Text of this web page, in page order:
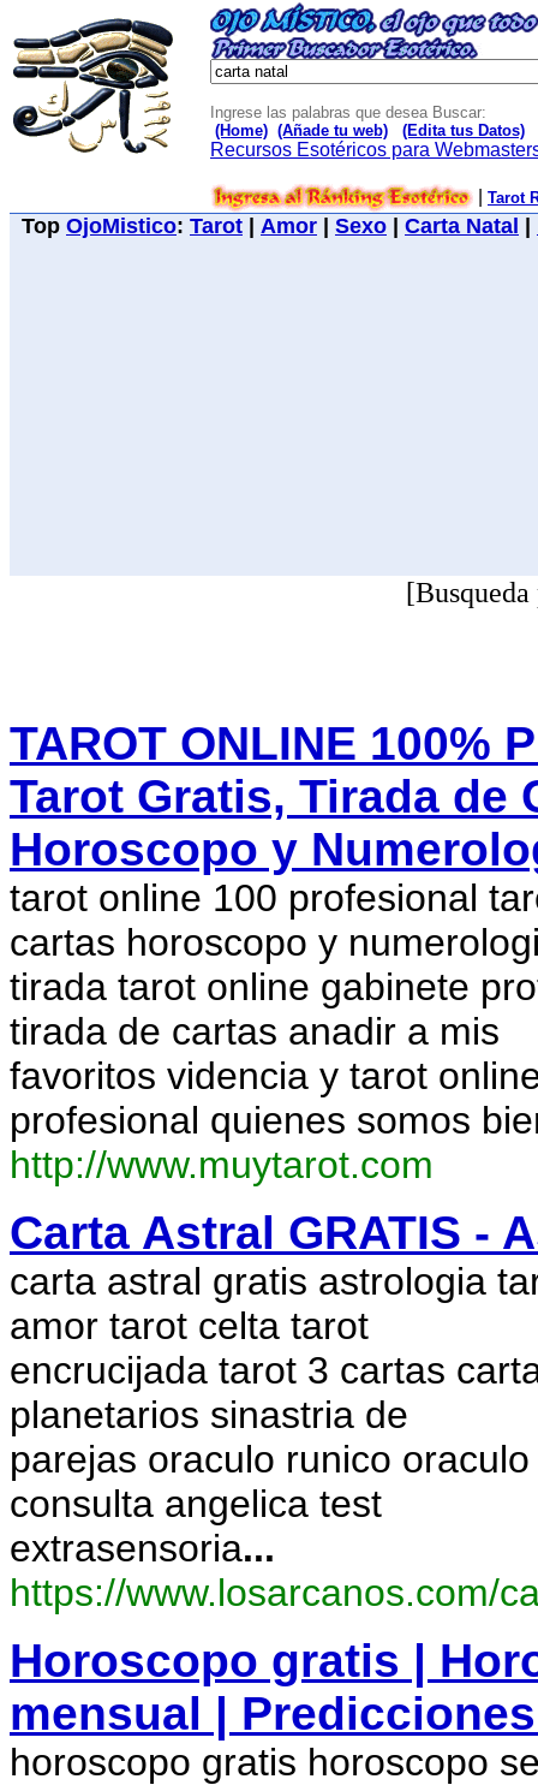
Ingrese las palabras que desea Buscar:
(Home) (Añade tu web) (Edita tus Datos)
Recursos Esotéricos para
Tarot
Top OjoMistico: Tarot Amor Sexo Carta Natal
[Busqueda
TAROT ONLINE 100%
Tarot Gratis, Tirada de
Horoscopo y
tarot online 100 profesional
cartas horoscopo y
tirada tarot online gabinete
tirada de cartas anadir a mis
favoritos videncia y tarot
profesional quienes somos
http://www.muytarot.com
Carta Astral GRATIS -
carta astral gratis astrologia
amor tarot celta tarot
encrucijada tarot 3 cartas
planetarios sinastria de
parejas oraculo runico
consulta angelica test
extrasensoria...
https://www.losarcanos.com/
Horoscopo gratis |
mensual |
horoscopo gratis horoscopo